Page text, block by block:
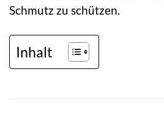
Schmutz zu schützen.
Inhalt